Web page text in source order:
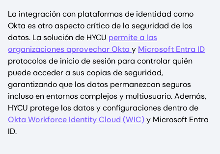
La integración con plataformas de identidad como
Okta es otro aspecto crítico de la seguridad de los
datos. La solución de HYCU permite a las
organizaciones aprovechar Okta y Microsoft Entra ID
protocolos de inicio de sesión para controlar quién
puede acceder a sus copias de seguridad,
garantizando que los datos permanezcan seguros
incluso en entornos complejos y multiusuario. Además,
HYCU protege los datos y configuraciones dentro de
Okta Workforce Identity Cloud (WIC)y Microsoft Entra
ID.